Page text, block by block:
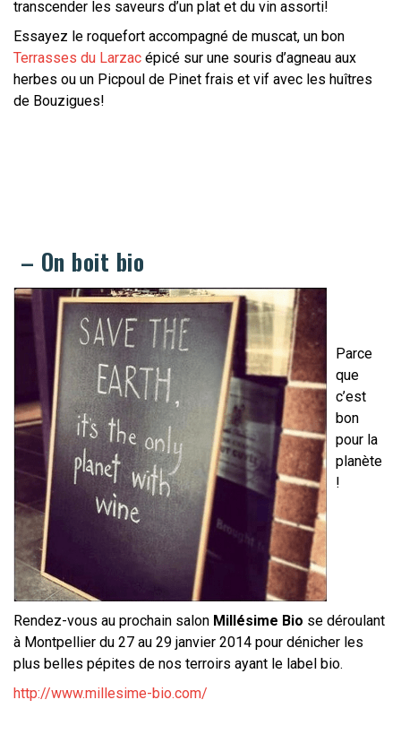
transcender les saveurs d’un plat et du vin assorti!
Essayez le roquefort accompagné de muscat, un bon
Terrasses du Larzac épicé sur une souris d’agneau aux
herbes ou un Picpoul de Pinet frais et vif avec les huîtres
de Bouzigues!
– On boit bio
Parce
que
c’est
bon
pour la
planète
!
Rendez-vous au prochain salon Millésime Bio se déroulant
à Montpellier du 27 au 29 janvier 2014 pour dénicher les
plus belles pépites de nos terroirs ayant le label bio.
http://www.millesime-bio.com/